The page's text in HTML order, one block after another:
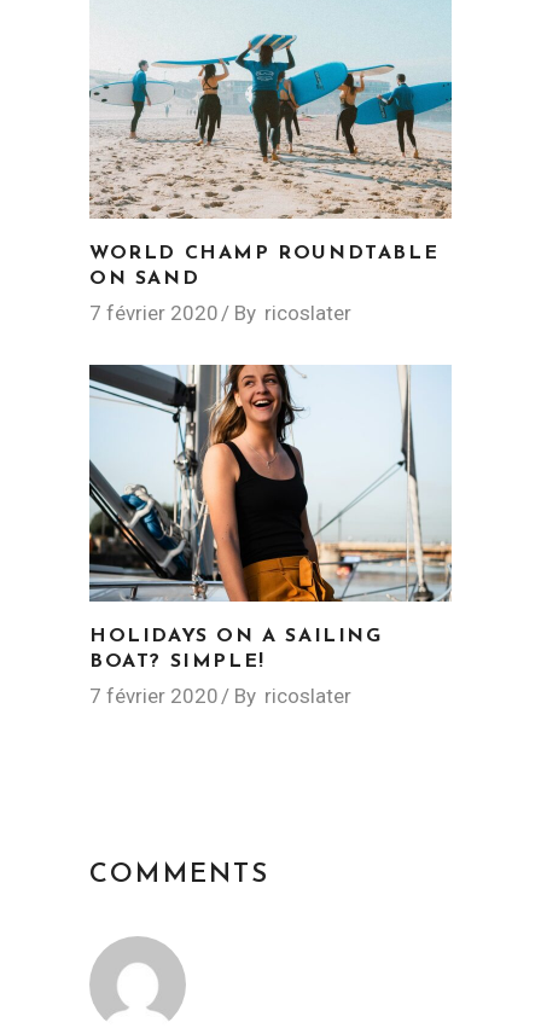
WORLD CHAMP ROUNDTABLE
ON SAND
7 février 2020 By ricoslater
HOLIDAYS ON A SAILING
BOAT? SIMPLE!
7 février 2020 By ricoslater
COMMENTS